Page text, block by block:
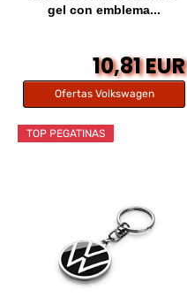
gel con emblema...
10,81 EUR
Ofertas Volkswagen
TOP PEGATINAS